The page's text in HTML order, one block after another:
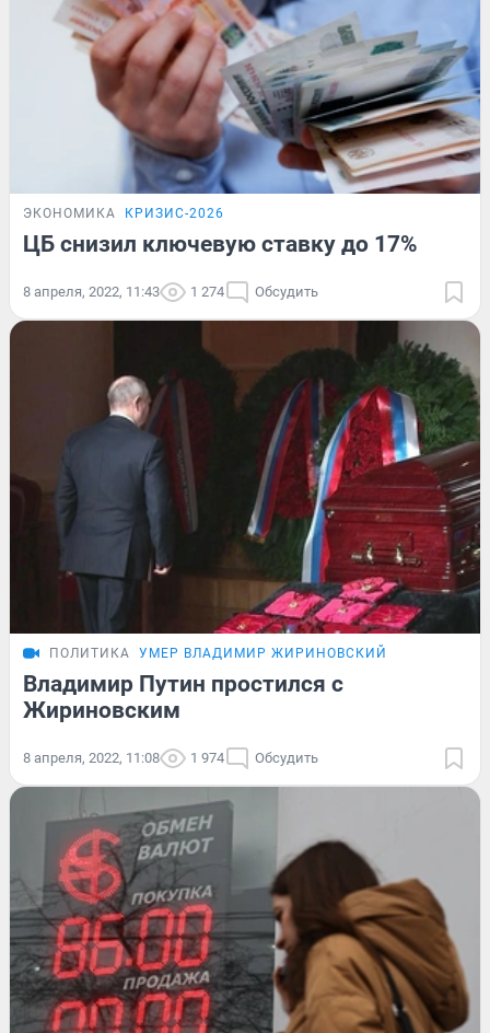
ЭКОНОМИКА КРИЗИС-2026
ЦБ снизил ключевую ставку до 17%
8 апреля, 2022, 11:43 1 274 Обсудить
ПОЛИТИКА УМЕР ВЛАДИМИР ЖИРИНОВСКИЙ
Владимир Путин простился с
Жириновским
8 апреля, 2022, 11:08 1 974 Обсудить